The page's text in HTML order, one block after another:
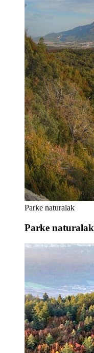
Parke naturalak
Parke naturalak